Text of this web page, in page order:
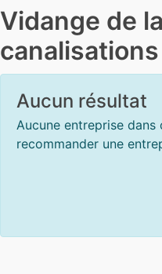
Vidange de
Aucun résultat
Aucune entreprise
recommander une